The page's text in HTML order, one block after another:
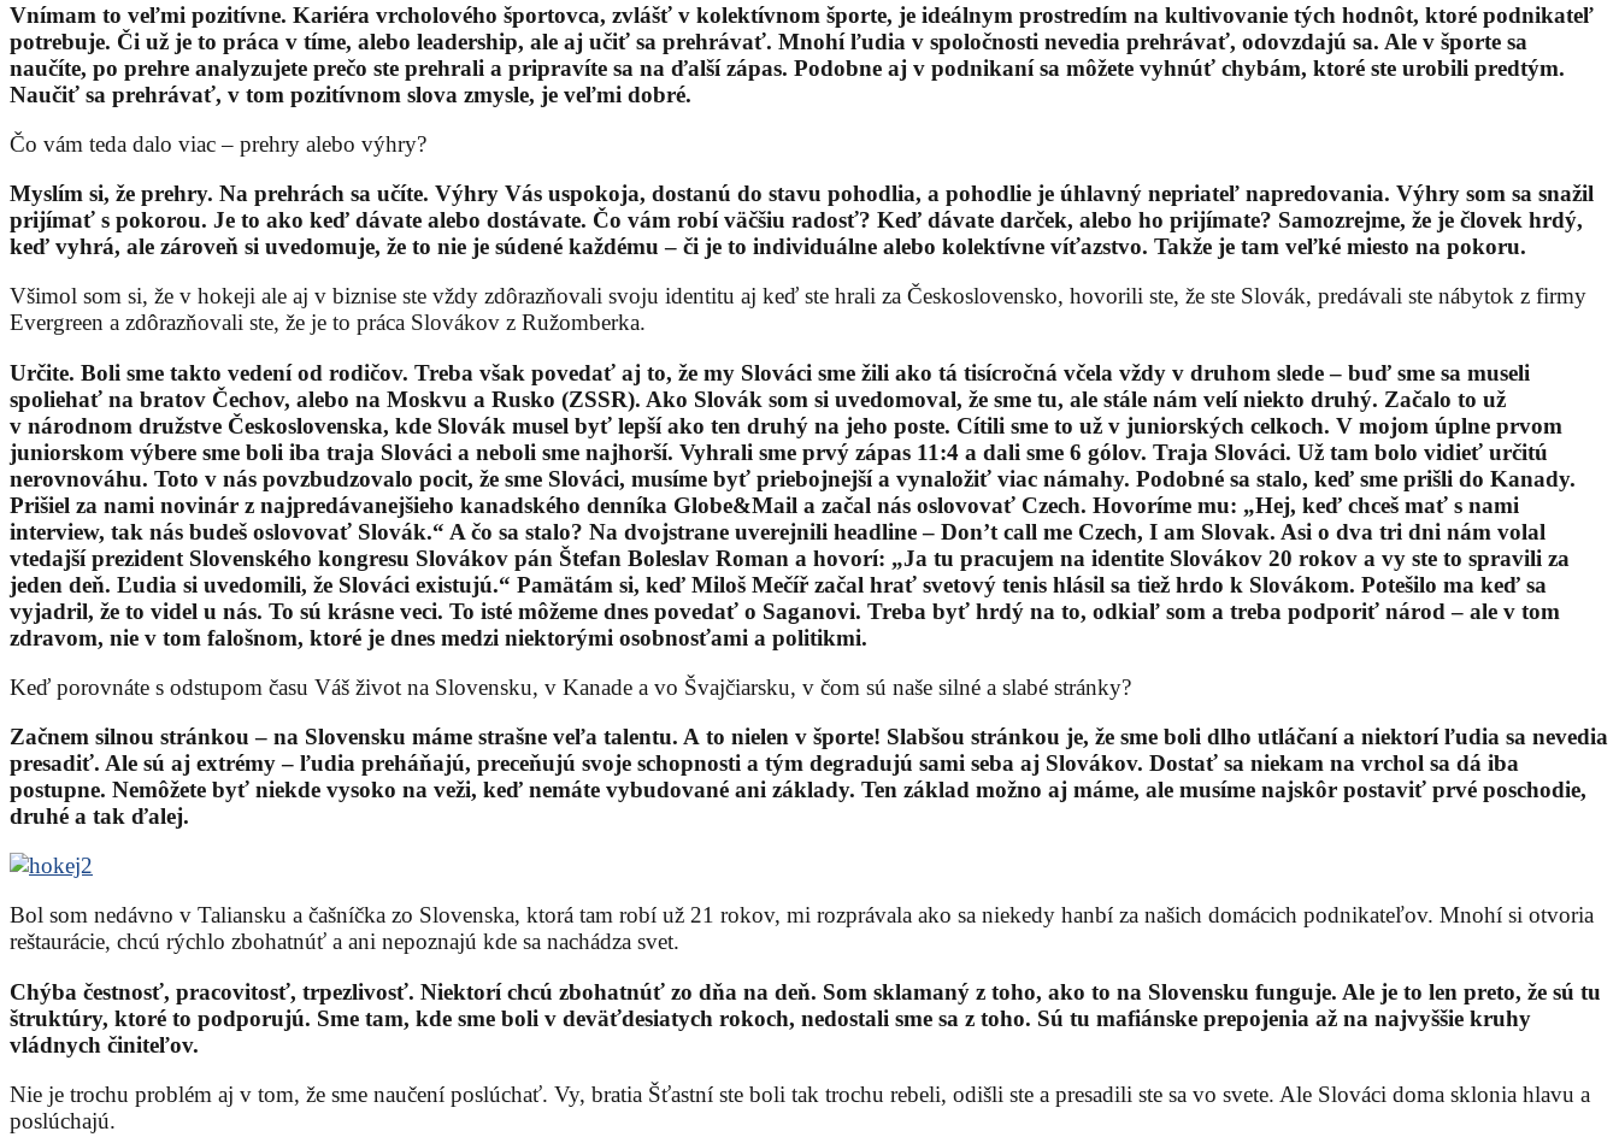
Vnímam to veľmi pozitívne. Kariéra vrcholového športovca, zvlášť v kolektívnom športe, je ideálnym prostredím na kultivovanie tých hodnôt, ktoré podnikateľ
potrebuje. Či už je to práca v tíme, alebo leadership, ale aj učiť sa prehrávať. Mnohí ľudia v spoločnosti nevedia prehrávať, odovzdajú sa. Ale v športe sa
naučíte, po prehre analyzujete prečo ste prehrali a pripravíte sa na ďalší zápas. Podobne aj v podnikaní sa môžete vyhnúť chybám, ktoré ste urobili predtým.
Naučiť sa prehrávať, v tom pozitívnom slova zmysle, je veľmi dobré.
Čo vám teda dalo viac – prehry alebo výhry?
Myslím si, že prehry. Na prehrách sa učíte. Výhry Vás uspokoja, dostanú do stavu pohodlia, a pohodlie je úhlavný nepriateľ napredovania. Výhry som sa snažil
prijímať s pokorou. Je to ako keď dávate alebo dostávate. Čo vám robí väčšiu radosť? Keď dávate darček, alebo ho prijímate? Samozrejme, že je človek hrdý,
keď vyhrá, ale zároveň si uvedomuje, že to nie je súdené každému – či je to individuálne alebo kolektívne víťazstvo. Takže je tam veľké miesto na pokoru.
Všimol som si, že v hokeji ale aj v biznise ste vždy zdôrazňovali svoju identitu aj keď ste hrali za Československo, hovorili ste, že ste Slovák, predávali ste nábytok z firmy
Evergreen a zdôrazňovali ste, že je to práca Slovákov z Ružomberka.
Určite. Boli sme takto vedení od rodičov. Treba však povedať aj to, že my Slováci sme žili ako tá tisícročná včela vždy v druhom slede – buď sme sa museli
spoliehať na bratov Čechov, alebo na Moskvu a Rusko (ZSSR). Ako Slovák som si uvedomoval, že sme tu, ale stále nám velí niekto druhý. Začalo to už
v národnom družstve Československa, kde Slovák musel byť lepší ako ten druhý na jeho poste. Cítili sme to už v juniorských celkoch. V mojom úplne prvom
juniorskom výbere sme boli iba traja Slováci a neboli sme najhorší. Vyhrali sme prvý zápas 11:4 a dali sme 6 gólov. Traja Slováci. Už tam bolo vidieť určitú
nerovnováhu. Toto v nás povzbudzovalo pocit, že sme Slováci, musíme byť priebojnejší a vynaložiť viac námahy. Podobné sa stalo, keď sme prišli do Kanady.
Prišiel za nami novinár z najpredávanejšieho kanadského denníka Globe&Mail a začal nás oslovovať Czech. Hovoríme mu: „Hej, keď chceš mať s nami
interview, tak nás budeš oslovovať Slovák.“ A čo sa stalo? Na dvojstrane uverejnili headline – Don’t call me Czech, I am Slovak. Asi o dva tri dni nám volal
vtedajší prezident Slovenského kongresu Slovákov pán Štefan Boleslav Roman a hovorí: „Ja tu pracujem na identite Slovákov 20 rokov a vy ste to spravili za
jeden deň. Ľudia si uvedomili, že Slováci existujú.“ Pamätám si, keď Miloš Mečíř začal hrať svetový tenis hlásil sa tiež hrdo k Slovákom. Potešilo ma keď sa
vyjadril, že to videl u nás. To sú krásne veci. To isté môžeme dnes povedať o Saganovi. Treba byť hrdý na to, odkiaľ som a treba podporiť národ – ale v tom
zdravom, nie v tom falošnom, ktoré je dnes medzi niektorými osobnosťami a politikmi.
Keď porovnáte s odstupom času Váš život na Slovensku, v Kanade a vo Švajčiarsku, v čom sú naše silné a slabé stránky?
Začnem silnou stránkou – na Slovensku máme strašne veľa talentu. A to nielen v športe! Slabšou stránkou je, že sme boli dlho utláčaní a niektorí ľudia sa nevedia
presadiť. Ale sú aj extrémy – ľudia preháňajú, preceňujú svoje schopnosti a tým degradujú sami seba aj Slovákov. Dostať sa niekam na vrchol sa dá iba
postupne. Nemôžete byť niekde vysoko na veži, keď nemáte vybudované ani základy. Ten základ možno aj máme, ale musíme najskôr postaviť prvé poschodie,
druhé a tak ďalej.
Bol som nedávno v Taliansku a čašníčka zo Slovenska, ktorá tam robí už 21 rokov, mi rozprávala ako sa niekedy hanbí za našich domácich podnikateľov. Mnohí si otvoria
reštaurácie, chcú rýchlo zbohatnúť a ani nepoznajú kde sa nachádza svet.
Chýba čestnosť, pracovitosť, trpezlivosť. Niektorí chcú zbohatnúť zo dňa na deň. Som sklamaný z toho, ako to na Slovensku funguje. Ale je to len preto, že sú tu
štruktúry, ktoré to podporujú. Sme tam, kde sme boli v deväťdesiatych rokoch, nedostali sme sa z toho. Sú tu mafiánske prepojenia až na najvyššie kruhy
vládnych činiteľov.
Nie je trochu problém aj v tom, že sme naučení poslúchať. Vy, bratia Šťastní ste boli tak trochu rebeli, odišli ste a presadili ste sa vo svete. Ale Slováci doma sklonia hlavu a
poslúchajú.